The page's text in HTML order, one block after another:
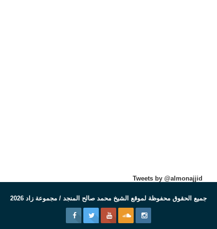
Tweets by @almonajjid
جميع الحقوق محفوظة لموقع الشيخ محمد صالح المنجد / مجموعة زاد 2026